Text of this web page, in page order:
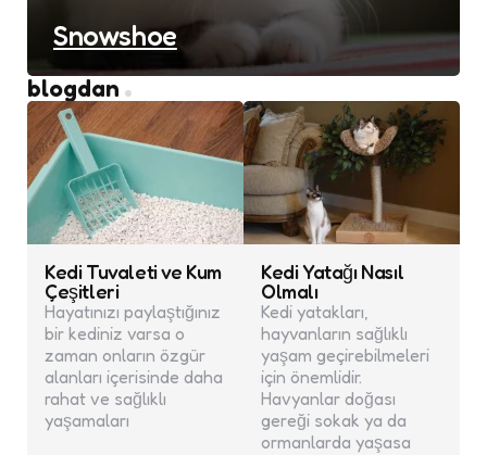
Snowshoe
blogdan
Kedi Tuvaleti ve Kum
Çeşitleri
Hayatınızı paylaştığınız
bir kediniz varsa o
zaman onların özgür
alanları içerisinde daha
rahat ve sağlıklı
yaşamaları
Kedi Yatağı Nasıl
Olmalı
Kedi yatakları,
hayvanların sağlıklı
yaşam geçirebilmeleri
için önemlidir.
Havyanlar doğası
gereği sokak ya da
ormanlarda yaşasa